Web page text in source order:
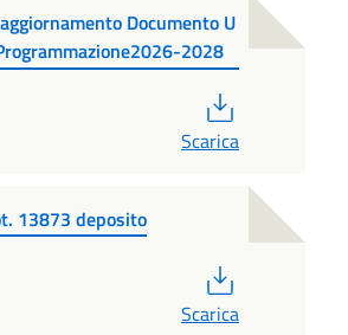
Documento U
2028
Scarica
13873 deposito
Scarica